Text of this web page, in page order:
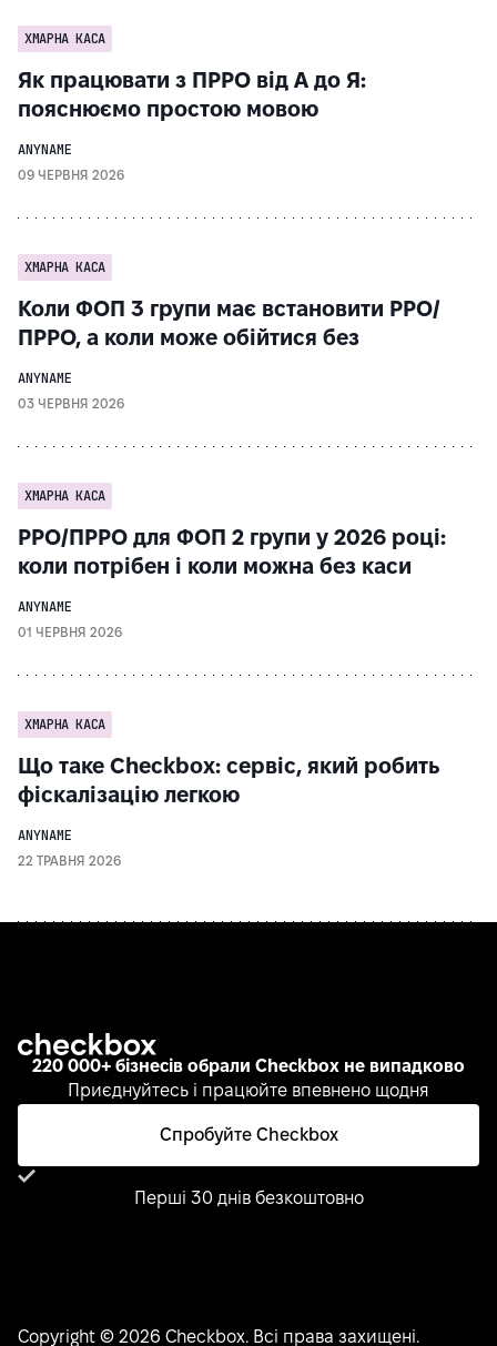
ХМАРНА КАСА
Як працювати з ПРРО від А до Я:
пояснюємо простою мовою
ANYNAME
09 ЧЕРВНЯ 2026
ХМАРНА КАСА
Коли ФОП 3 групи має встановити РРО/
ПРРО, а коли може обійтися без
ANYNAME
03 ЧЕРВНЯ 2026
ХМАРНА КАСА
РРО/ПРРО для ФОП 2 групи у 2026 році:
коли потрібен і коли можна без каси
ANYNAME
01 ЧЕРВНЯ 2026
ХМАРНА КАСА
Що таке Checkbox: сервіс, який робить
фіскалізацію легкою
ANYNAME
22 ТРАВНЯ 2026
220 000+ бізнесів обрали Checkbox не випадково
Приєднуйтесь і працюйте впевнено щодня
Спробуйте Checkbox
Перші 30 днів безкоштовно
Copyright © 2026 Checkbox. Всі права захищені.